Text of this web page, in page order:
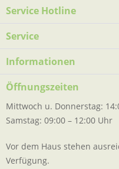
Service Hotline
Service
Informationen
Öffnungszeiten
Mittwoch u. Donnerstag:
Samstag: 09:00 – 12:00 Uhr
Vor dem Haus stehen
Verfügung.